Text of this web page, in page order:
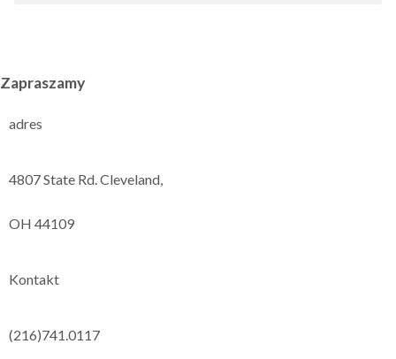
Zapraszamy
adres
4807 State Rd. Cleveland,
OH 44109
Kontakt
(216)741.0117